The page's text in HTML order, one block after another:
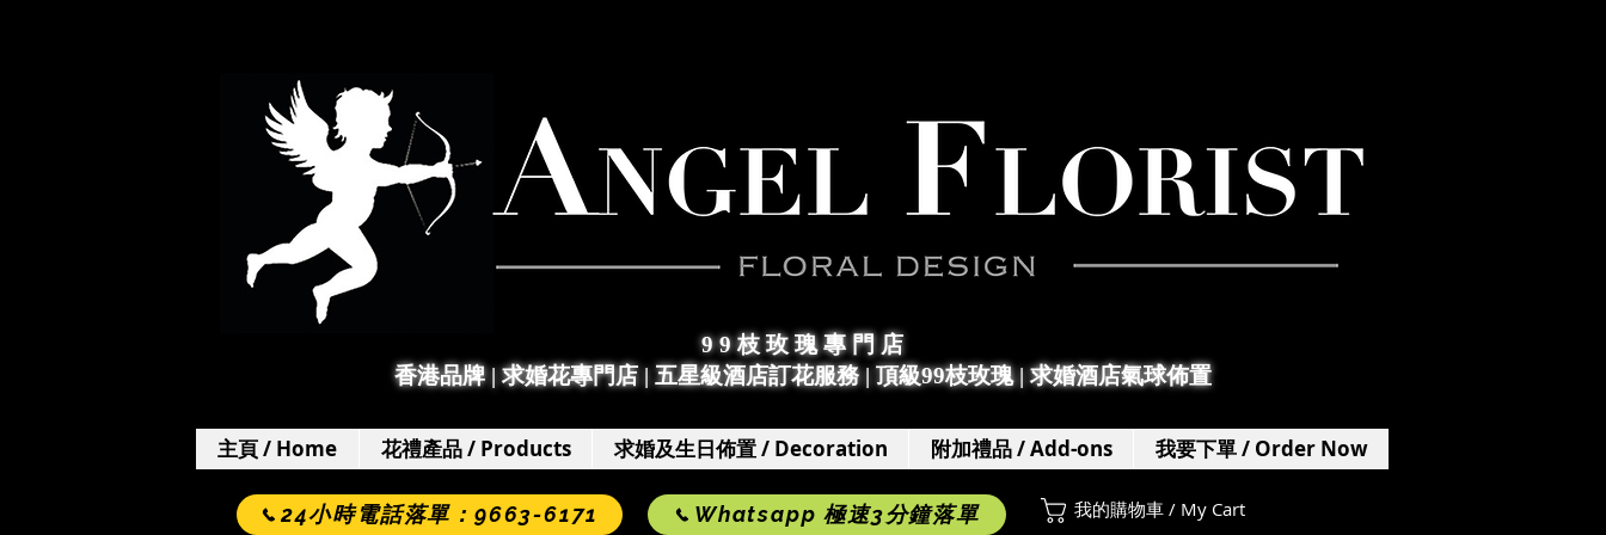
9 9 枝 玫 瑰 專 門 店
香港品牌 | 求婚花專門店| 五星級酒店訂花服務 | 頂級99枝玫瑰 |求婚酒店氣球佈置
主頁 / Home 花禮產品 / Products 求婚及生日佈置 / Decoration 附加禮品 / Add-ons 我要下單 / Order Now
24小時電話落單：9663-6171 Whatsapp 極速3分鐘落單 我的購物車 / My Cart